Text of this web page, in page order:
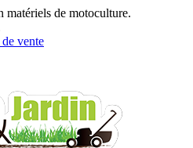
matériels de motoculture.
vente